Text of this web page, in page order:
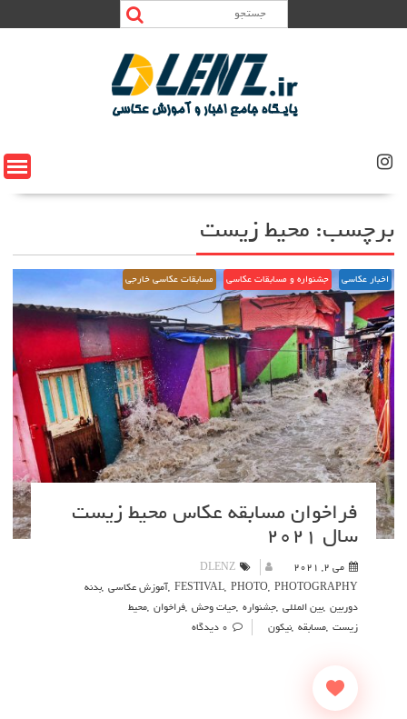
to
برچسب: محیط زیست
اخبار عکاسی جشنواره و مسابقات عکاسی مسابقات عکاسی خارجی
فراخوان مسابقه عکاس محیط زیست
سال ۲۰۲۱
می 2, 2021
DLENZ
FESTIVAL, PHOTO, PHOTOGRAPHY
,آموزش عکاسی ,بدنه
دوربین ,بین المللی ,جشنواره ,حیات وحش ,فراخوان ,محیط
زیست ,مسابقه ,نیکون 0 دیدگاه